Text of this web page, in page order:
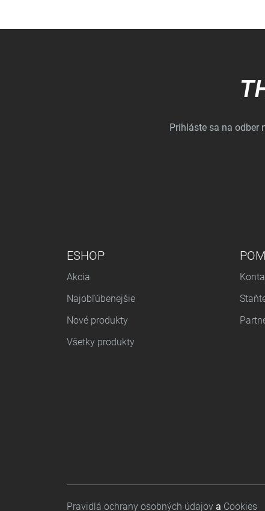
Prihláste sa na odber
PONUKA V PÄTE
ESHOP
Akcia
Najobľúbenejšie
Nové produkty
Všetky produkty
Footer bottom
Pravidlá ochrany osobných údajov a Cookies